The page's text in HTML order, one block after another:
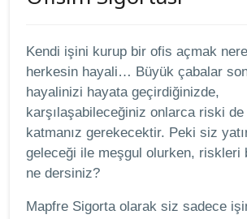
Kendi işini kurup bir ofis açmak
herkesin hayali… Büyük çabalar
hayalinizi hayata geçirdiğinizde,
karşılaşabileceğiniz onlarca riski de
katmanız gerekecektir. Peki siz
geleceği ile meşgul olurken, riskleri
ne dersiniz?
Mapfre Sigorta olarak siz sadece